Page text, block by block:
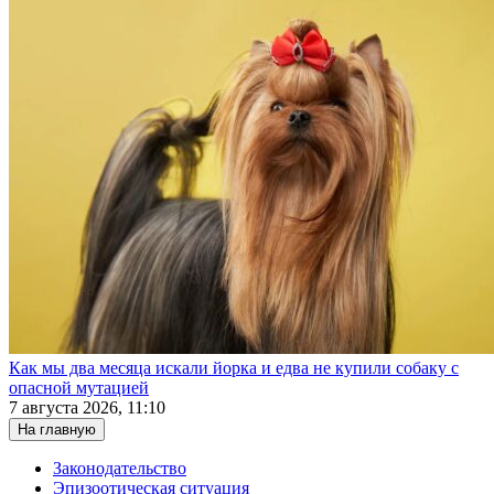
Как мы два месяца искали йорка и едва не купили собаку с
опасной мутацией
7 августа 2026, 11:10
На главную
Законодательство
Эпизоотическая ситуация